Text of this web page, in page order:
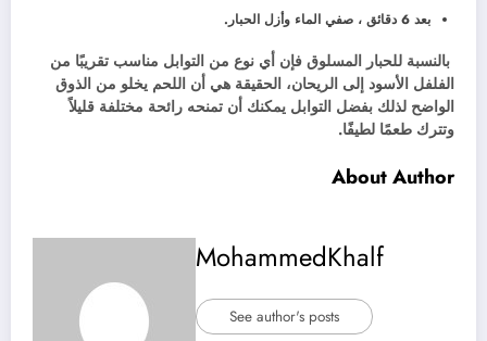
بعد 6 دقائق ، صفي الماء وأزل الحبار.
بالنسبة للحبار المسلوق فإن أي نوع من التوابل مناسب تقريبًا من
الفلفل الأسود إلى الريحان، الحقيقة هي أن اللحم يخلو من الذوق
الواضح لذلك بفضل التوابل يمكنك أن تمنحه رائحة مختلفة قليلاً
وتترك طعمًا لطيفًا.
About Author
MohammedKhalf
See author's posts